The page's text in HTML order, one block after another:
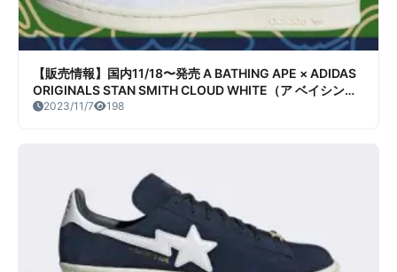
【販売情報】国内11/18〜発売 A BATHING APE × ADIDAS
ORIGINALS STAN SMITH CLOUD WHITE（ア ベイシング
エイプ × アディダス オリジナルス スタンスミス クラウド
2023/11/7 198